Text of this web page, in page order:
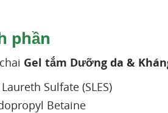
phần
Gel tắm Dưỡng da &
Sulfate (SLES)
Betaine